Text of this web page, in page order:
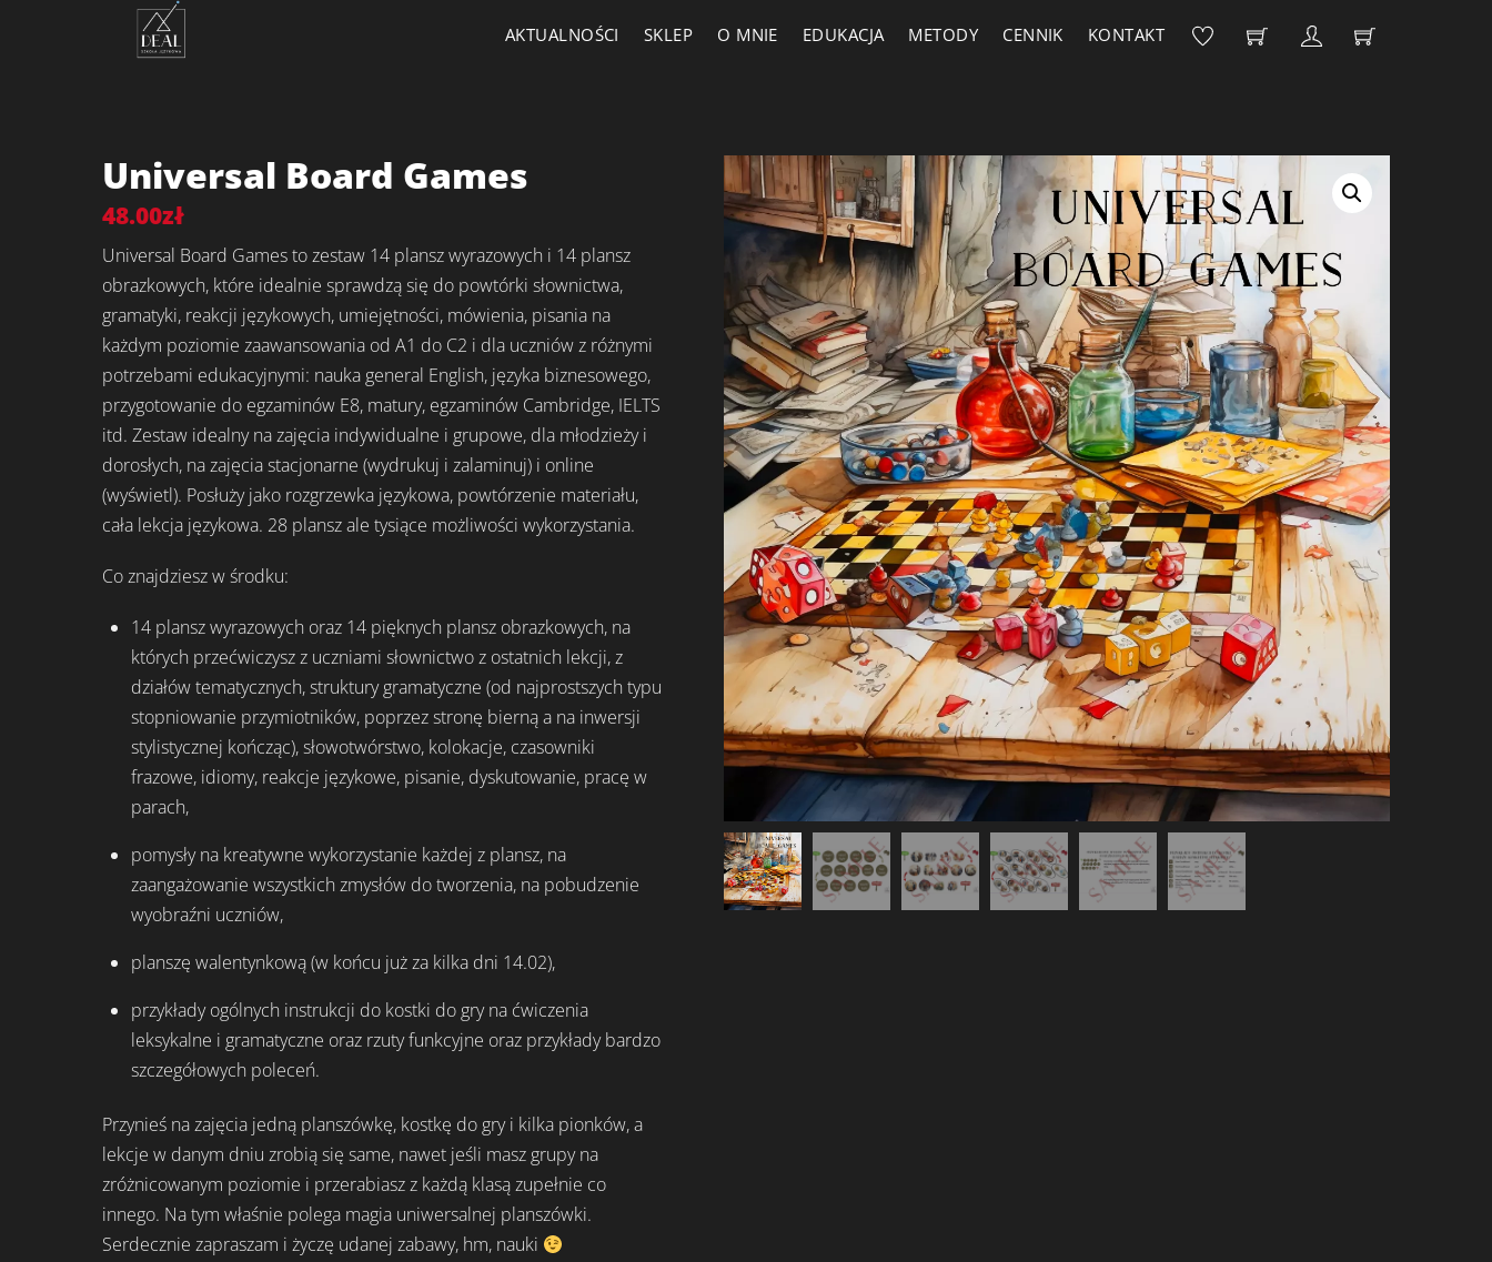
Menu
AKTUALNOŚCI SKLEP O MNIE EDUKACJA METODY CENNIK KONTAKT
Universal Board Games
48.00zł
Universal Board Games to zestaw 14 plansz wyrazowych i 14 plansz
obrazkowych, które idealnie sprawdzą się do powtórki słownictwa,
gramatyki, reakcji językowych, umiejętności, mówienia, pisania na
każdym poziomie zaawansowania od A1 do C2 i dla uczniów z różnymi
potrzebami edukacyjnymi: nauka general English, języka biznesowego,
przygotowanie do egzaminów E8, matury, egzaminów Cambridge, IELTS
itd. Zestaw idealny na zajęcia indywidualne i grupowe, dla młodzieży i
dorosłych, na zajęcia stacjonarne (wydrukuj i zalaminuj) i online
(wyświetl). Posłuży jako rozgrzewka językowa, powtórzenie materiału,
cała lekcja językowa. 28 plansz ale tysiące możliwości wykorzystania.
Co znajdziesz w środku:
14 plansz wyrazowych oraz 14 pięknych plansz obrazkowych, na
których przećwiczysz z uczniami słownictwo z ostatnich lekcji, z
działów tematycznych, struktury gramatyczne (od najprostszych typu
stopniowanie przymiotników, poprzez stronę bierną a na inwersji
stylistycznej kończąc), słowotwórstwo, kolokacje, czasowniki
frazowe, idiomy, reakcje językowe, pisanie, dyskutowanie, pracę w
parach,
pomysły na kreatywne wykorzystanie każdej z plansz, na
zaangażowanie wszystkich zmysłów do tworzenia, na pobudzenie
wyobraźni uczniów,
planszę walentynkową (w końcu już za kilka dni 14.02),
przykłady ogólnych instrukcji do kostki do gry na ćwiczenia
leksykalne i gramatyczne oraz rzuty funkcyjne oraz przykłady bardzo
szczegółowych poleceń.
Przynieś na zajęcia jedną planszówkę, kostkę do gry i kilka pionków, a
lekcje w danym dniu zrobią się same, nawet jeśli masz grupy na
zróżnicowanym poziomie i przerabiasz z każdą klasą zupełnie co
innego. Na tym właśnie polega magia uniwersalnej planszówki.
Serdecznie zapraszam i życzę udanej zabawy, hm, nauki